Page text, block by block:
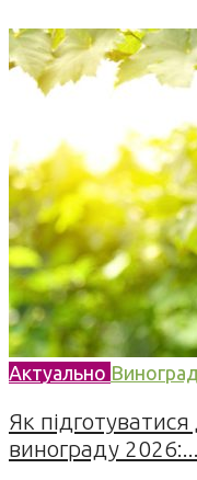
Актуально
Як
винограду 2026:...